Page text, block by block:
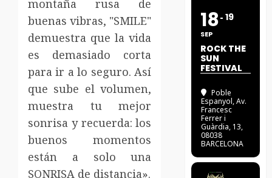
montaña rusa de
buenas vibras, "SMILE"
demuestra que la vida
es demasiado corta
para ir a lo seguro. Así
que sube el volumen,
muestra tu mejor
sonrisa y recuerda: los
buenos momentos
están a solo una
SONRISA de distancia».
18
SEP
19
ROCK THE
SUN
FESTIVAL
Poble
Espanyol, Av.
Francesc
Ferrer i
Guàrdia, 13,
08038
BARCELONA